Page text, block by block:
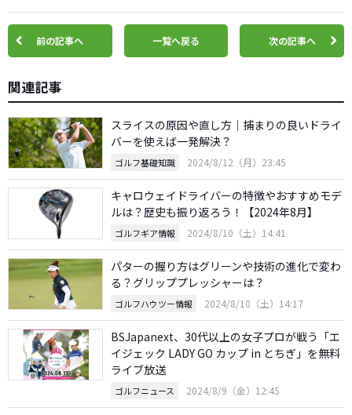
前の記事へ 一覧へ戻る 次の記事へ
関連記事
スライスの原因や直し方｜捕まりの良いドライ
バーを使えば一発解決？
ゴルフ基礎知識 2024/8/12（月）23:45
キャロウェイドライバーの特徴やおすすめモデ
ルは？歴史も振り返ろう！【2024年8月】
ゴルフギア情報 2024/8/10（土）14:41
パターの握り方はグリーンや技術の進化で変わ
る？グリッププレッシャーは？
ゴルフハウツー情報 2024/8/10（土）14:17
BSJapanext、30代以上の女子プロが戦う「エ
イジェック LADY GO カップ in とちぎ」を無料
ライブ放送
ゴルフニュース 2024/8/9（金）12:45